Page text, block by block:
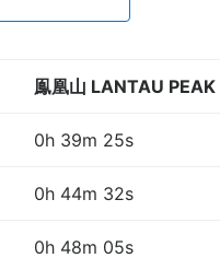
鳯凰山 LANTAU PEAK
0h 39m 25s
0h 44m 32s
0h 48m 05s